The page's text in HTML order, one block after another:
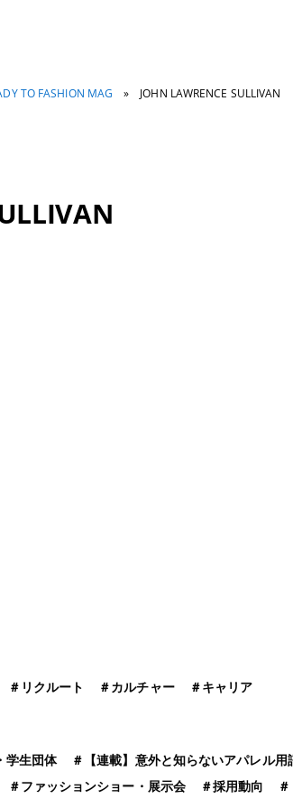
TO FASHION MAG » JOHN LAWRENCE SULLIVAN
＃ リクルート ＃カルチャー ＃キャリア
学生団体 ＃ 【連載】意外と知らないアパレル用
＃ファッションショー・展示会 ＃採用動向 ＃